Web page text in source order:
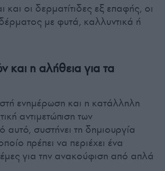
οι δερματίτιδες εξ επαφής, οι
με φυτά, καλλυντικά ή
και η αλήθεια για τα
ενημέρωση και η κατάλληλη
αντιμετώπιση των
συστήνει τη δημιουργία
πρέπει να περιέχει ένα
για την ανακούφιση από απλά